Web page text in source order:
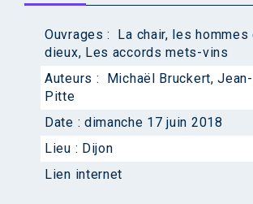
Ouvrages :
La chair, les
dieux, Les accords mets-vins
Auteurs :
Michaël Bruckert,
Pitte
Date : dimanche 17 juin 2018
Lieu : Dijon
Lien internet